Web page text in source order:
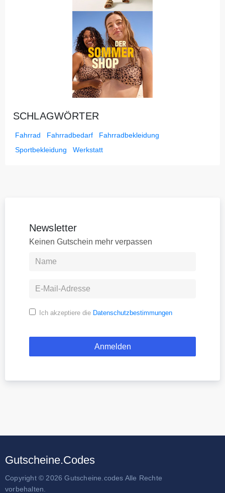
SCHLAGWÖRTER
Fahrrad Fahrradbedarf
Fahrradbekleidung
Sportbekleidung
Werkstatt
Newsletter
Keinen Gutschein mehr verpassen
Ich akzeptiere die Datenschutzbestimmungen
Gutscheine.Codes
Copyright © 2026 Gutscheine.codes Alle Rechte
vorbehalten.